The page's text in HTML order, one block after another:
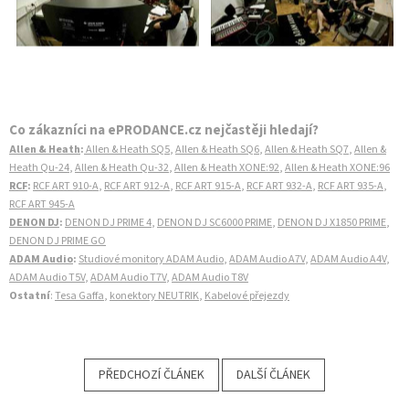
Co zákazníci na ePRODANCE.cz nejčastěji hledají?
Allen & Heath:Allen & Heath SQ5,Allen & Heath SQ6,Allen & Heath SQ7,Allen &
Heath Qu-24,Allen & Heath Qu-32,Allen & Heath XONE:92,Allen & Heath XONE:96
RCF:RCF ART 910-A,RCF ART 912-A,RCF ART 915-A,RCF ART 932-A,RCF ART 935-A,
RCF ART 945-A
DENON DJ:DENON DJ PRIME 4,DENON DJ SC6000 PRIME,DENON DJ X1850 PRIME,
DENON DJ PRIME GO
ADAM Audio:Studiové monitory ADAM Audio,ADAM Audio A7V,ADAM Audio A4V,
ADAM Audio T5V,ADAM Audio T7V,ADAM Audio T8V
Ostatní:Tesa Gaffa,konektory NEUTRIK,Kabelové přejezdy
PŘEDCHOZÍ ČLÁNEK DALŠÍ ČLÁNEK